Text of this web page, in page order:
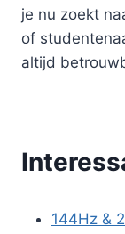
je nu zoekt
of
altijd
144Hz &